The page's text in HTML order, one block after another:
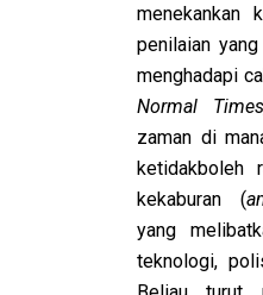
menekankan
penilaian
menghadapi
Normal
zaman di
ketidakboleh
kekaburan (
yang
teknologi,